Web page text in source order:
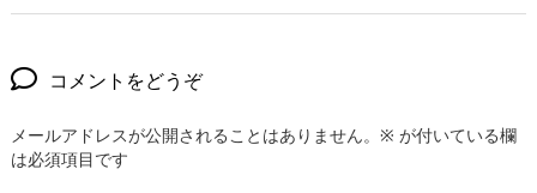
コメントをどうぞ
メールアドレスが公開されることはありません。 ※ が付いている欄
は必須項目です